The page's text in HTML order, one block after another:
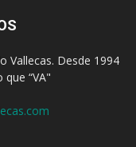
Vallecas. Desde 1994
“VA"